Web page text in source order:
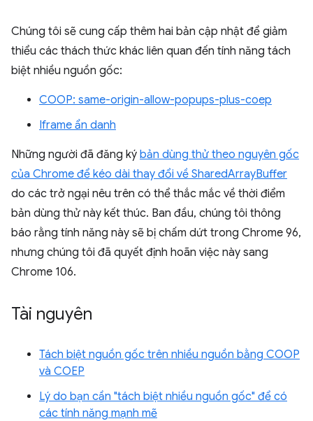
Chúng tôi sẽ cung cấp thêm hai bản cập nhật để giảm
thiểu các thách thức khác liên quan đến tính năng tách
biệt nhiều nguồn gốc:
COOP: same-origin-allow-popups-plus-coep
Iframe ẩn danh
Những người đã đăng ký bản dùng thử theo nguyên gốc
của Chrome để kéo dài thay đổi về SharedArrayBuffer
do các trở ngại nêu trên có thể thắc mắc về thời điểm
bản dùng thử này kết thúc. Ban đầu, chúng tôi thông
báo rằng tính năng này sẽ bị chấm dứt trong Chrome 96,
nhưng chúng tôi đã quyết định hoãn việc này sang
Chrome 106.
Tài nguyên
Tách biệt nguồn gốc trên nhiều nguồn bằng COOP
và COEP
Lý do bạn cần "tách biệt nhiều nguồn gốc" để có
các tính năng mạnh mẽ